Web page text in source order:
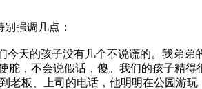
强调几点：
今天的孩子没有几个不说谎的。我弟
，不会说假话，傻。我们的孩子精
老板、上司的电话，他明明在公园游